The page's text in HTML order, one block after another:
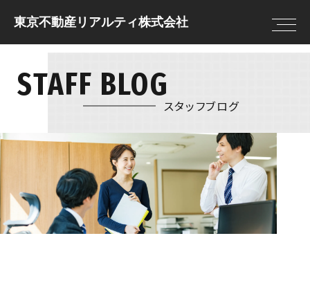
東京不動産リアルティ株式会社
トップページ
現地販売会
NEWS
住まいを借りる
借りる前に決めてお
借りる流れ
住まいを借りるの
住まいを借りる
住まいを売る
リフォーム
STAFF BLOG
スタッフブログ